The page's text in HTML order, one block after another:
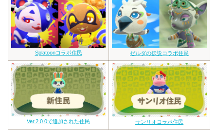
Splatoonコラボ住民 ゼルダの伝説コラボ住民
Ver.2.0.0で追加された住民 サンリオコラボ住民